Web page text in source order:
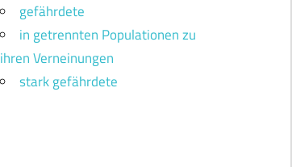
gefährdete
in getrennten Populationen zu
ihren Verneinungen
stark gefährdete